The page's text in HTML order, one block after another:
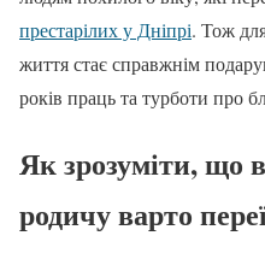
престарілих у Дніпрі. Тож
життя стає справжнім
років праць та турботи про
Як зрозуміти, що
родичу варто